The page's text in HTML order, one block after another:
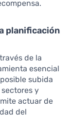
planificación
de la
esencial
subida
y
actuar de
del